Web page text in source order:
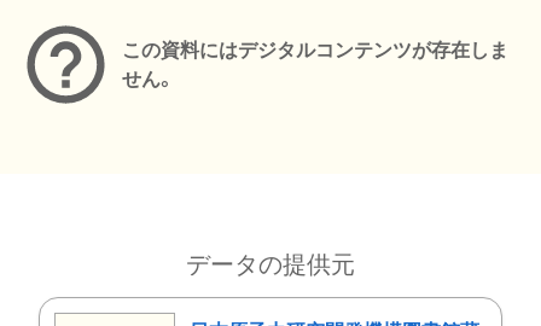
この資料にはデジタルコンテンツが存在しま
せん。
データの提供元